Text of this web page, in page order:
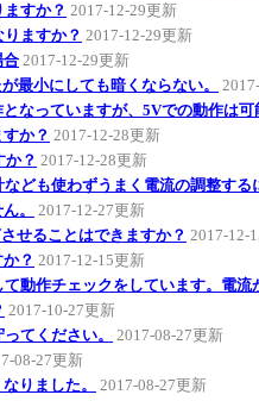
すか？ 2017-12-29更新
ますか？ 2017-12-29更新
合 2017-12-29更新
最小にしても暗くならない。
なっていますが、5Vでの動作は可
か？ 2017-12-28更新
？ 2017-12-28更新
ども使わずうまく電流の調整する
。
2017-12-27更新
せることはできますか？ 2017-12-
？ 2017-12-15更新
動作チェックをしています。電流
2017-10-27更新
てください。
2017-08-27更新
08-27更新
りました。
2017-08-27更新